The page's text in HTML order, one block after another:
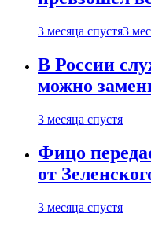
3 месяца спустя3
В России
можно
3 месяца спустя
Фицо
от
3 месяца спустя